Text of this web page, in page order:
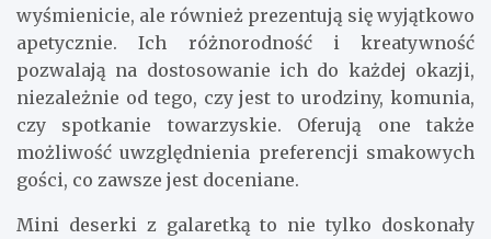
wyśmienicie, ale również prezentują się wyjątkowo
apetycznie. Ich różnorodność i kreatywność
pozwalają na dostosowanie ich do każdej okazji,
niezależnie od tego, czy jest to urodziny, komunia,
czy spotkanie towarzyskie. Oferują one także
możliwość uwzględnienia preferencji smakowych
gości, co zawsze jest doceniane.
Mini deserki z galaretką to nie tylko doskonały